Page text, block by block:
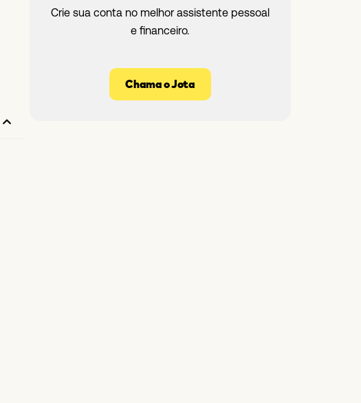
Crie sua conta no melhor assistente pessoal
e financeiro.
Chama o Jota